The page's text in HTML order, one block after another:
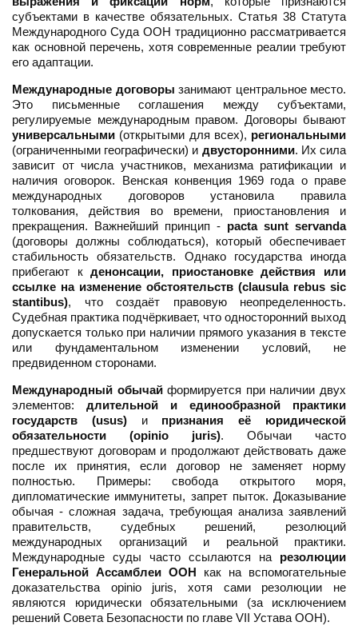
субъектами в качестве обязательных. Статья 38 Статута
Международного Суда ООН традиционно рассматривается
как основной перечень, хотя современные реалии требуют
его адаптации.
Международные договоры занимают центральное место.
Это письменные соглашения между субъектами,
регулируемые международным правом. Договоры бывают
универсальными (открытыми для всех), региональными
(ограниченными географически) и двусторонними. Их сила
зависит от числа участников, механизма ратификации и
наличия оговорок. Венская конвенция 1969 года о праве
международных договоров установила правила
толкования, действия во времени, приостановления и
прекращения. Важнейший принцип - pacta sunt servanda
(договоры должны соблюдаться), который обеспечивает
стабильность обязательств. Однако государства иногда
прибегают кденонсации, приостановке действия или
ссылке на изменение обстоятельств (clausula rebus sic
stantibus), что создаёт правовую неопределенность.
Судебная практика подчёркивает, что односторонний выход
допускается только при наличии прямого указания в тексте
или фундаментальном изменении условий, не
предвиденном сторонами.
Международный обычайформируется при наличии двух
элементов: длительной и единообразной практики
государств (usus)и признания её юридической
обязательности (opinio juris). Обычаи часто
предшествуют договорам и продолжают действовать даже
после их принятия, если договор не заменяет норму
полностью. Примеры: свобода открытого моря,
дипломатические иммунитеты, запрет пыток. Доказывание
обычая - сложная задача, требующая анализа заявлений
правительств, судебных решений, резолюций
международных организаций и реальной практики.
Международные суды часто ссылаются на резолюции
Генеральной Ассамблеи ООН как на вспомогательные
доказательства opinio juris, хотя сами резолюции не
являются юридически обязательными (за исключением
решений Совета Безопасности по главе VII Устава ООН).